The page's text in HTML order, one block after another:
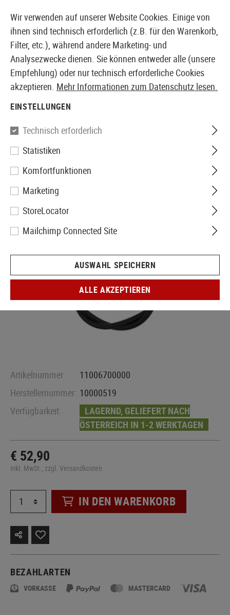
EUROPÄISCHER AIRSOFT SHOP & GROßHÄNDLER
Polarstar
Braided Air Line 36 Inch
Artikelnummer:
11006700000
Herstellernummer: 10000519
Verfügbarkeit:
LAGERND, GELIEFERT NACH
ÖSTERREICH IN 1-2 WERKTAGEN
€ 52,90
inkl. MwSt., zzgl. Versandkosten
IN DEN WARENKORB
BEZAHLARTEN
VORKASSE MASTERCARD
Wir verwenden auf unserer Website Cookies. Einige von
ihnen sind technisch erforderlich (z.B. für den Warenkorb,
Filter, etc.), während andere Marketing- und
Analysezwecke dienen. Sie können entweder alle (unsere
Empfehlung) oder nur technisch erforderliche Cookies
akzeptieren. Mehr Informationen zum Datenschutz lesen.
EINSTELLUNGEN
Technisch erforderlich
Statistiken
Komfortfunktionen
Marketing
StoreLocator
Mailchimp Connected Site
AUSWAHL SPEICHERN
ALLE AKZEPTIEREN